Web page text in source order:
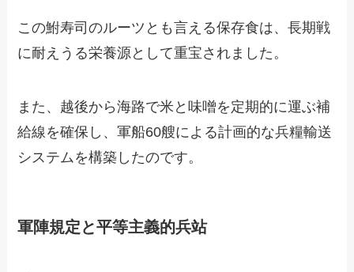
この鮒寿司のルーツとも言える保存食は、長期戦
に耐えうる栄養源として重宝されました。
また、越後から海路で米と味噌を定期的に運ぶ補
給線を確保し、軍船60艘による計画的な兵糧輸送
システムを構築したのです。
軍陣規定と平等主義的兵站